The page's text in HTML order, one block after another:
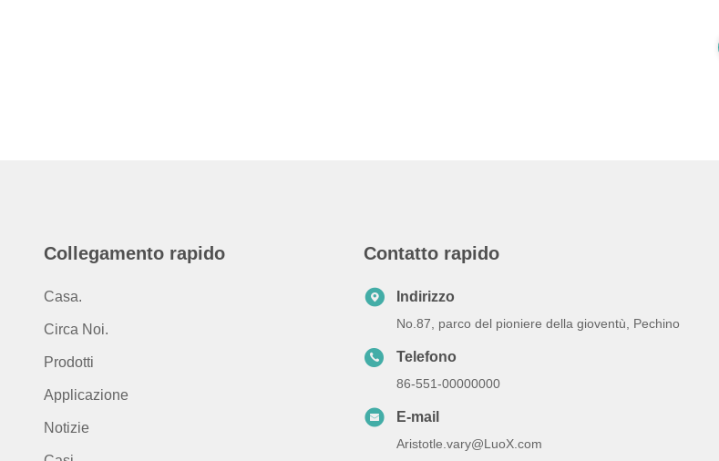
Collegamento rapido
Casa.
Circa Noi.
Prodotti
Applicazione
Notizie
Contatto rapido
Indirizzo
No.87, parco del pioniere della gioventù, Pechino
Telefono
86-551-00000000
E-mail
Aristotle.vary@LuoX.com